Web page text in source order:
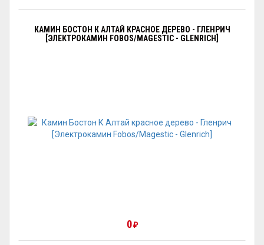
КАМИН БОСТОН К АЛТАЙ КРАСНОЕ ДЕРЕВО - ГЛЕНРИЧ
[ЭЛЕКТРОКАМИН FOBOS/MAGESTIC - GLENRICH]
0 ₽